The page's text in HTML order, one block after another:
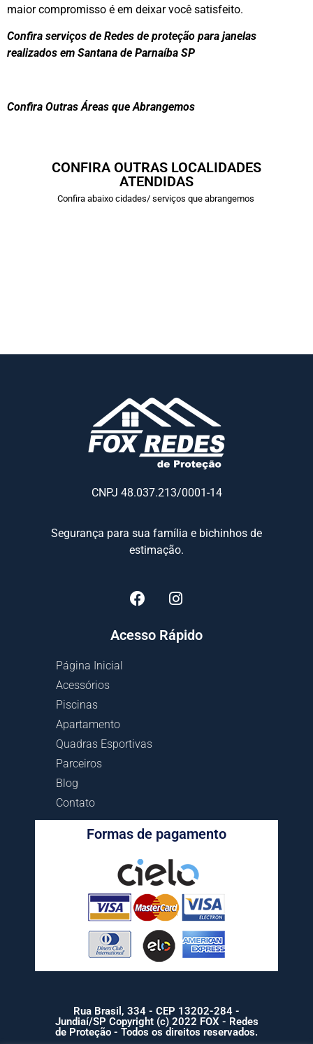
maior compromisso é em deixar você satisfeito.
Confira serviços de Redes de proteção para janelas
realizados em Santana de Parnaíba SP
Confira Outras Áreas que Abrangemos
CONFIRA OUTRAS LOCALIDADES
ATENDIDAS
Confira abaixo cidades/ serviços que abrangemos
CNPJ 48.037.213/0001-14
Segurança para sua família e bichinhos de
estimação.
Acesso Rápido
Página Inicial
Acessórios
Piscinas
Apartamento
Quadras Esportivas
Parceiros
Blog
Contato
Formas de pagamento
Rua Brasil, 334 - CEP 13202-284 -
Jundiaí/SP Copyright (c) 2022 FOX - Redes
de Proteção - Todos os direitos reservados.